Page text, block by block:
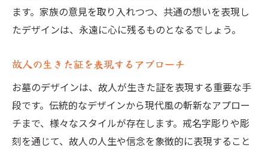
信条に基づくデザインの注意点
信仰や信条を尊重したデザイン事例
文化や宗教背景を反映したお墓作り
宗教的観点から見たデザインの違い
故人の趣味を反映したお墓のデザインアイデア
趣味を象徴するデザインの提案
ます。家族の意見を取り入れつつ、共通の想いを表現し
たデザインは、永遠に心に残るものとなるでしょう。
故人の生きた証を表現するアプローチ
お墓のデザインは、故人が生きた証を表現する重要な手
段です。伝統的なデザインから現代風の斬新なアプロー
チまで、様々なスタイルが存在します。戒名字彫りや彫
刻を通じて、故人の人生や信念を象徴的に表現すること